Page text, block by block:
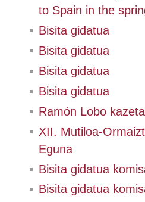
to Spain in the
Bisita gidatua
Bisita gidatua
Bisita gidatua
Bisita gidatua
Ramón Lobo
XII. Mutiloa-
Eguna
Bisita gidatua
Bisita gidatua